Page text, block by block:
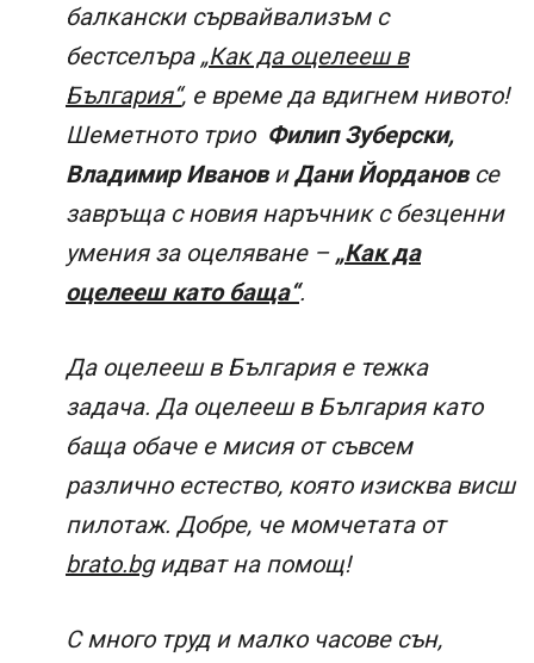
балкански сървайвализъм с
бестселъра „Как да оцелееш в
България“, e време да вдигнем нивото!
Шеметното трио Филип Зуберски,
Владимир Иванов иДани Йордановсе
завръща с новия наръчник с безценни
умения за оцеляване – „Как да
оцелееш като баща“.
Да оцелееш в България е тежка
задача. Да оцелееш в България като
баща обаче е мисия от съвсем
различно естество, която изисква висш
пилотаж. Добре, че момчетата от
brato.bgидват на помощ!
С много труд и малко часове сън,